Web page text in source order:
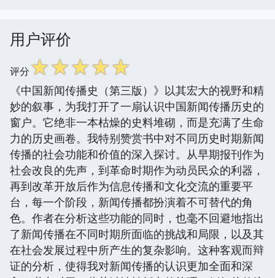
用户评价
评分☆☆☆☆☆
《中国新闻传播史（第三版）》以其宏大的视野和精
妙的叙事，为我打开了一扇认识中国新闻传播历史的
窗户。它绝非一本枯燥的史料堆砌，而是充满了生命
力的历史画卷。我特别赞赏书中对不同历史时期新闻
传播的社会功能和价值的深入探讨。从早期报刊作为
社会改良的先声，到革命时期作为动员民众的利器，
再到改革开放后作为信息传播和文化交流的重要平
台，每一个阶段，新闻传播都扮演着不可替代的角
色。作者在分析这些功能的同时，也毫不回避地指出
了新闻传播在不同时期所面临的挑战和局限，以及其
在社会发展过程中所产生的复杂影响。这种客观而辩
证的分析，使得我对新闻传播的认识更加全面和深